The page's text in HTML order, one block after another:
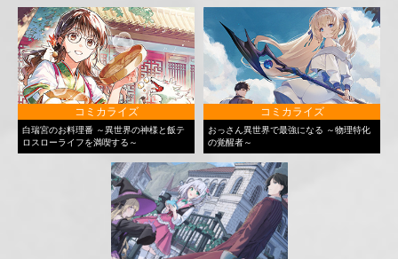
コミカライズ
白瑞宮のお料理番 ～異世界の神様と飯テ
ロスローライフを満喫する～
コミカライズ
おっさん異世界で最強になる ～物理特化
の覚醒者～